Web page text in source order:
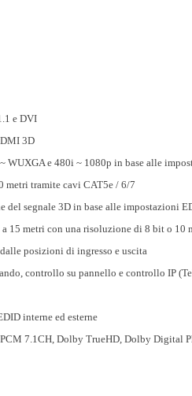
e DVI
3D
WUXGA e 480i ~ 1080p in base alle
metri tramite cavi CAT5e / 6/7
del segnale 3D in base alle impostazioni
15 metri con una risoluzione di 8 bit o 10
posizioni di ingresso e uscita
controllo su pannello e controllo IP
interne ed esterne
7.1CH, Dolby TrueHD, Dolby Digital